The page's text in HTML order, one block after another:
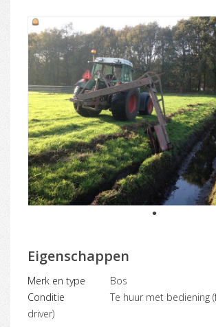
1
Eigenschappen
Merk en type
Bos
Conditie
Te huur met bediening
driver)